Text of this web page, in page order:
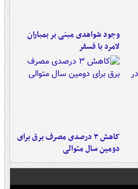
وجود شواهدی مبنی بر بمباران
لامرد با فسفر
کاهش ۳ درصدی مصرف برق برای
دومین سال متوالی